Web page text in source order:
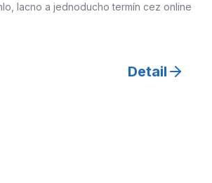
lacno a jednoducho termín cez online
Detail